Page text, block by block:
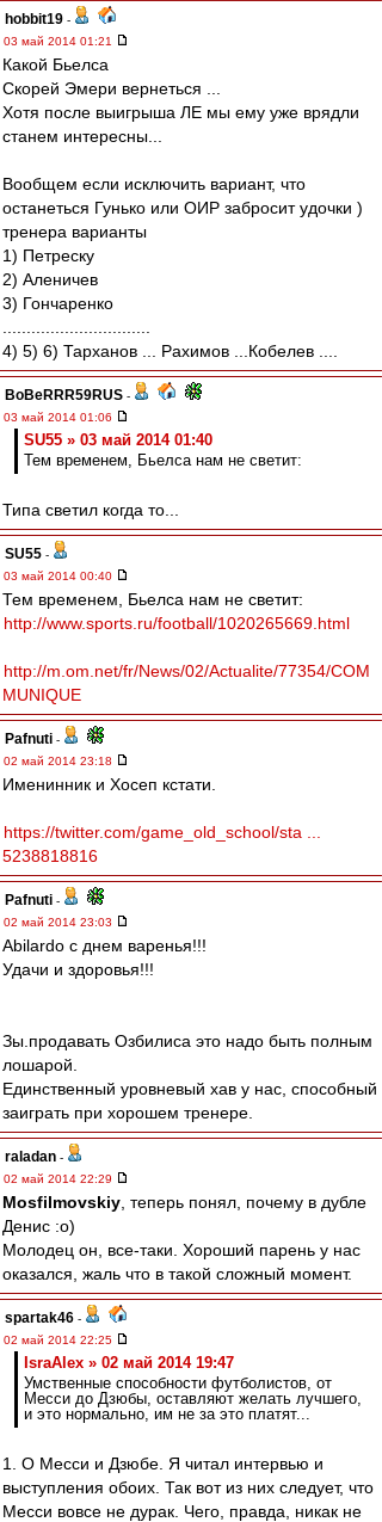
hobbit19 -
03 май 2014 01:21
Какой Бьелса
Скорей Эмери вернеться ...
Хотя после выигрыша ЛЕ мы ему уже врядли
станем интересны...
Вообщем если исключить вариант, что
останеться Гунько или ОИР забросит удочки )
тренера варианты
1) Петреску
2) Аленичев
3) Гончаренко
4) 5) 6) Тарханов ... Рахимов ...Кобелев ....
BoBeRRR59RUS -
03 май 2014 01:06
SU55 » 03 май 2014 01:40
Тем временем, Бьелса нам не светит:
Типа светил когда то...
SU55 -
03 май 2014 00:40
Тем временем, Бьелса нам не светит:
http://www.sports.ru/football/1020265669.html
http://m.om.net/fr/News/02/Actualite/77354/COM
MUNIQUE
Pafnuti -
02 май 2014 23:18
Именинник и Хосеп кстати.
https://twitter.com/game_old_school/sta ...
5238818816
Pafnuti -
02 май 2014 23:03
Abilardo с днем варенья!!!
Удачи и здоровья!!!
Зы.продавать Озбилиса это надо быть полным
лошарой.
Единственный уровневый хав у нас, способный
заиграть при хорошем тренере.
raladan -
02 май 2014 22:29
Mosfilmovskiy , теперь понял, почему в дубле
Денис :о)
Молодец он, все-таки. Хороший парень у нас
оказался, жаль что в такой сложный момент.
spartak46 -
02 май 2014 22:25
IsraAlex » 02 май 2014 19:47
Умственные способности футболистов, от
Месси до Дзюбы, оставляют желать лучшего,
и это нормально, им не за это платят...
1. О Месси и Дзюбе. Я читал интервью и
выступления обоих. Так вот из них следует, что
Месси вовсе не дурак. Чего, правда, никак не